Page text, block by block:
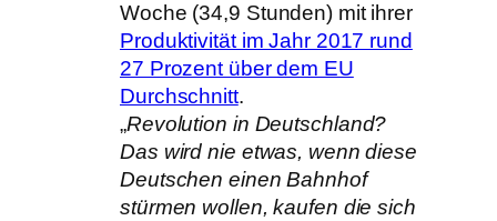
Woche (34,9 Stunden) mit ihrer
Produktivität im Jahr 2017 rund
27 Prozent über dem EU
Durchschnitt.
„Revolution in Deutschland?
Das wird nie etwas, wenn diese
Deutschen einen Bahnhof
stürmen wollen, kaufen die sich